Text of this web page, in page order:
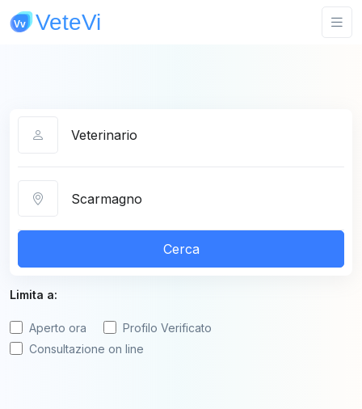
Cerca
Limita a:
Aperto ora
Profilo Verificato
Consultazione on line